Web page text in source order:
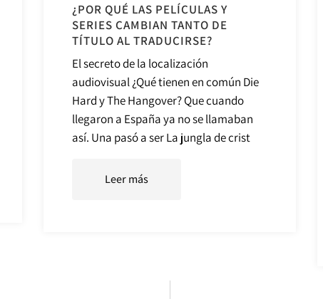
¿POR QUÉ LAS PELÍCULAS Y
SERIES CAMBIAN TANTO DE
TÍTULO AL TRADUCIRSE?
El secreto de la localización
audiovisual ¿Qué tienen en común Die
Hard y The Hangover? Que cuando
llegaron a España ya no se llamaban
así. Una pasó a ser La jungla de crist
Leer más